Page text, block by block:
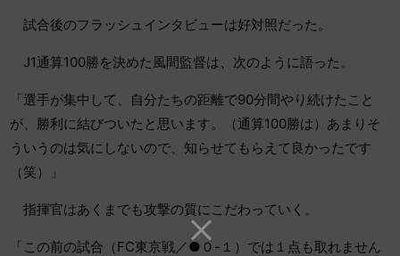
試合後のフラッシュインタビューは好対照だった。
J1通算100勝を決めた風間監督は、次のように語った。
「選手が集中して、自分たちの距離で90分間やり続けたこと
が、勝利に結びついたと思います。（通算100勝は）あまりそ
ういうのは気にしないので、知らせてもらえて良かったです
（笑）」
指揮官はあくまでも攻撃の質にこだわっていく。
「この前の試合（FC東京戦／●０-１）では１点も取れません